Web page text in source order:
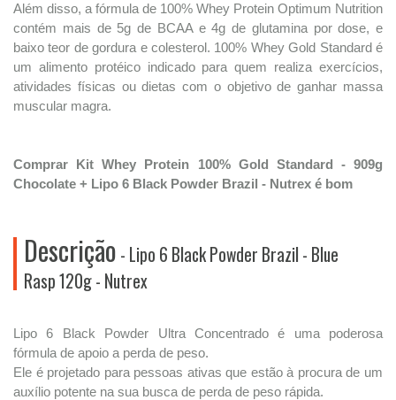
Além disso, a fórmula de 100% Whey Protein Optimum Nutrition
contém mais de 5g de BCAA e 4g de glutamina por dose, e
baixo teor de gordura e colesterol. 100% Whey Gold Standard é
um alimento protéico indicado para quem realiza exercícios,
atividades físicas ou dietas com o objetivo de ganhar massa
muscular magra.
Comprar Kit Whey Protein 100% Gold Standard - 909g
Chocolate + Lipo 6 Black Powder Brazil - Nutrex é bom
Descrição - Lipo 6 Black Powder Brazil - Blue
Rasp 120g - Nutrex
Lipo 6 Black Powder Ultra Concentrado é uma poderosa
fórmula de apoio a perda de peso.
Ele é projetado para pessoas ativas que estão à procura de um
auxílio potente na sua busca de perda de peso rápida.